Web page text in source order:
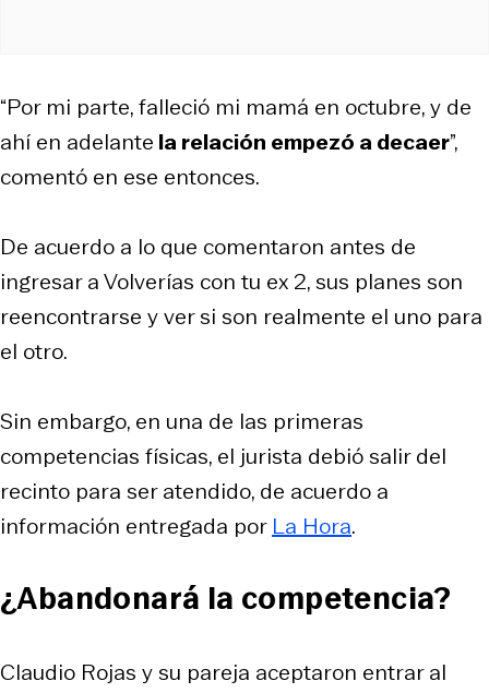
“Por mi parte, falleció mi mamá en octubre, y de
ahí en adelante la relación empezó a decaer”,
comentó en ese entonces.
De acuerdo a lo que comentaron antes de
ingresar a Volverías con tu ex 2, sus planes son
reencontrarse y ver si son realmente el uno para
el otro.
Sin embargo, en una de las primeras
competencias físicas, el jurista debió salir del
recinto para ser atendido, de acuerdo a
información entregada por La Hora.
¿Abandonará la competencia?
Claudio Rojas y su pareja aceptaron entrar al